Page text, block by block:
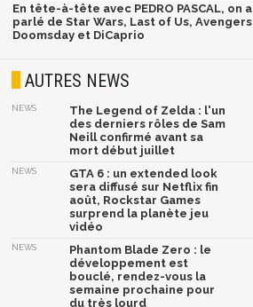
En tête-à-tête avec PEDRO PASCAL, on a
parlé de Star Wars, Last of Us, Avengers
Doomsday et DiCaprio
AUTRES NEWS
NEWS
The Legend of Zelda : l'un
des derniers rôles de Sam
Neill confirmé avant sa
mort début juillet
NEWS
GTA 6 : un extended look
sera diffusé sur Netflix fin
août, Rockstar Games
surprend la planète jeu
vidéo
NEWS
Phantom Blade Zero : le
développement est
bouclé, rendez-vous la
semaine prochaine pour
du très lourd